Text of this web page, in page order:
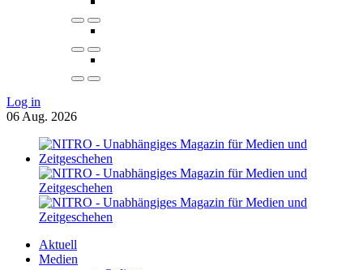
Log in
06 Aug. 2026
Aktuell
Medien